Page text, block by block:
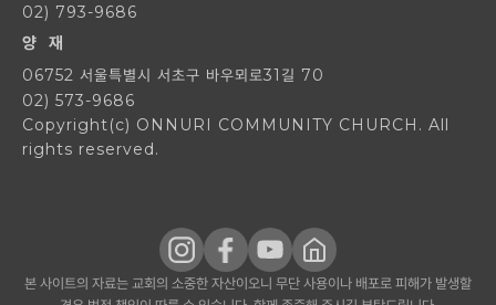
02) 793-9686
양 재
06752 서울특별시 서초구 바우뫼로31길 70
02) 573-9686
Copyright(c) ONNURI COMMUNITY CHURCH. All
rights reserved.
본 사이트의 자료는 교회의 소중한 자산이오니 무단 사용이나 배포로 피해가 발생할